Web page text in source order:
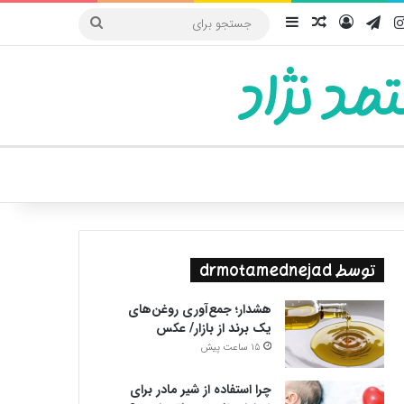
اینستاگرام
تلگرامورودنوشته تصادفی
سایدبار
جستجو
نژاد
پوسته
توسط drmotamednejad
هشدار؛ جمع‌آوری روغن‌های
یک برند از بازار/ عکس
15 ساعت پیش
چرا استفاده از شیر مادر برای